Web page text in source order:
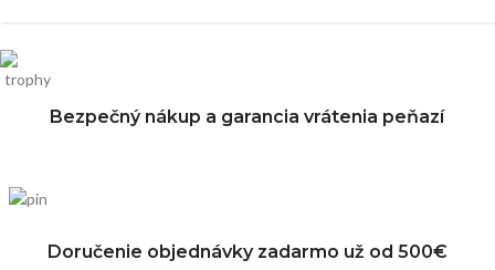
Doručenie objednávky zadarmo už od 500€
Bezpečný nákup a garancia vrátenia peňazí